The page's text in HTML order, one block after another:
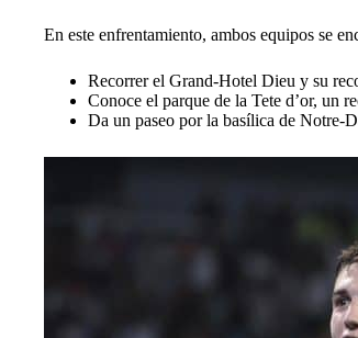
En este enfrentamiento, ambos equipos se
Recorrer el Grand-Hotel Dieu y su
Conoce el parque de la Tete d’or, un
Da un paseo por la basílica de Notre-